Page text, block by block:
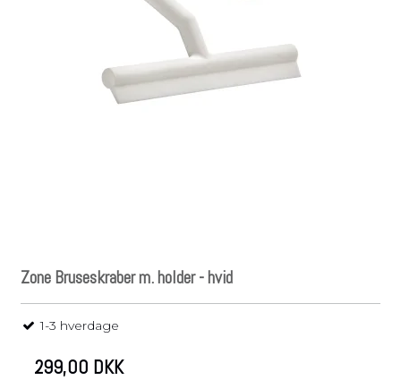
Zone Bruseskraber m. holder - hvid
1-3 hverdage
299,00 DKK